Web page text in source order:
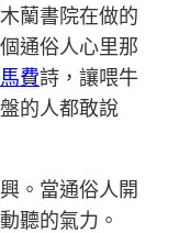
蘭書院在做的
通俗人心里那
費詩，讓喂牛
的人都敢說
。當通俗人開
聽的氣力。